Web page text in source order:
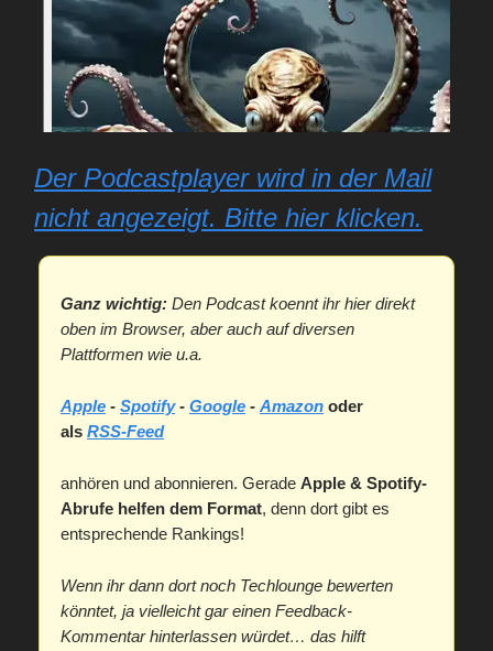
Der Podcastplayer wird in der Mail
nicht angezeigt. Bitte hier klicken.
Ganz wichtig: Den Podcast koennt ihr hier direkt
oben im Browser, aber auch auf diversen
Plattformen wie u.a.
Apple - Spotify- Google - Amazon oder
als RSS-Feed
anhören und abonnieren. Gerade Apple & Spotify-
Abrufe helfen dem Format, denn dort gibt es
entsprechende Rankings!
Wenn ihr dann dort noch Techlounge bewerten
könntet, ja vielleicht gar einen Feedback-
Kommentar hinterlassen würdet… das hilft